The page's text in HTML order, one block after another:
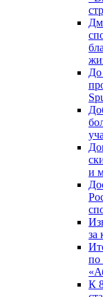
До
и
за
по
К